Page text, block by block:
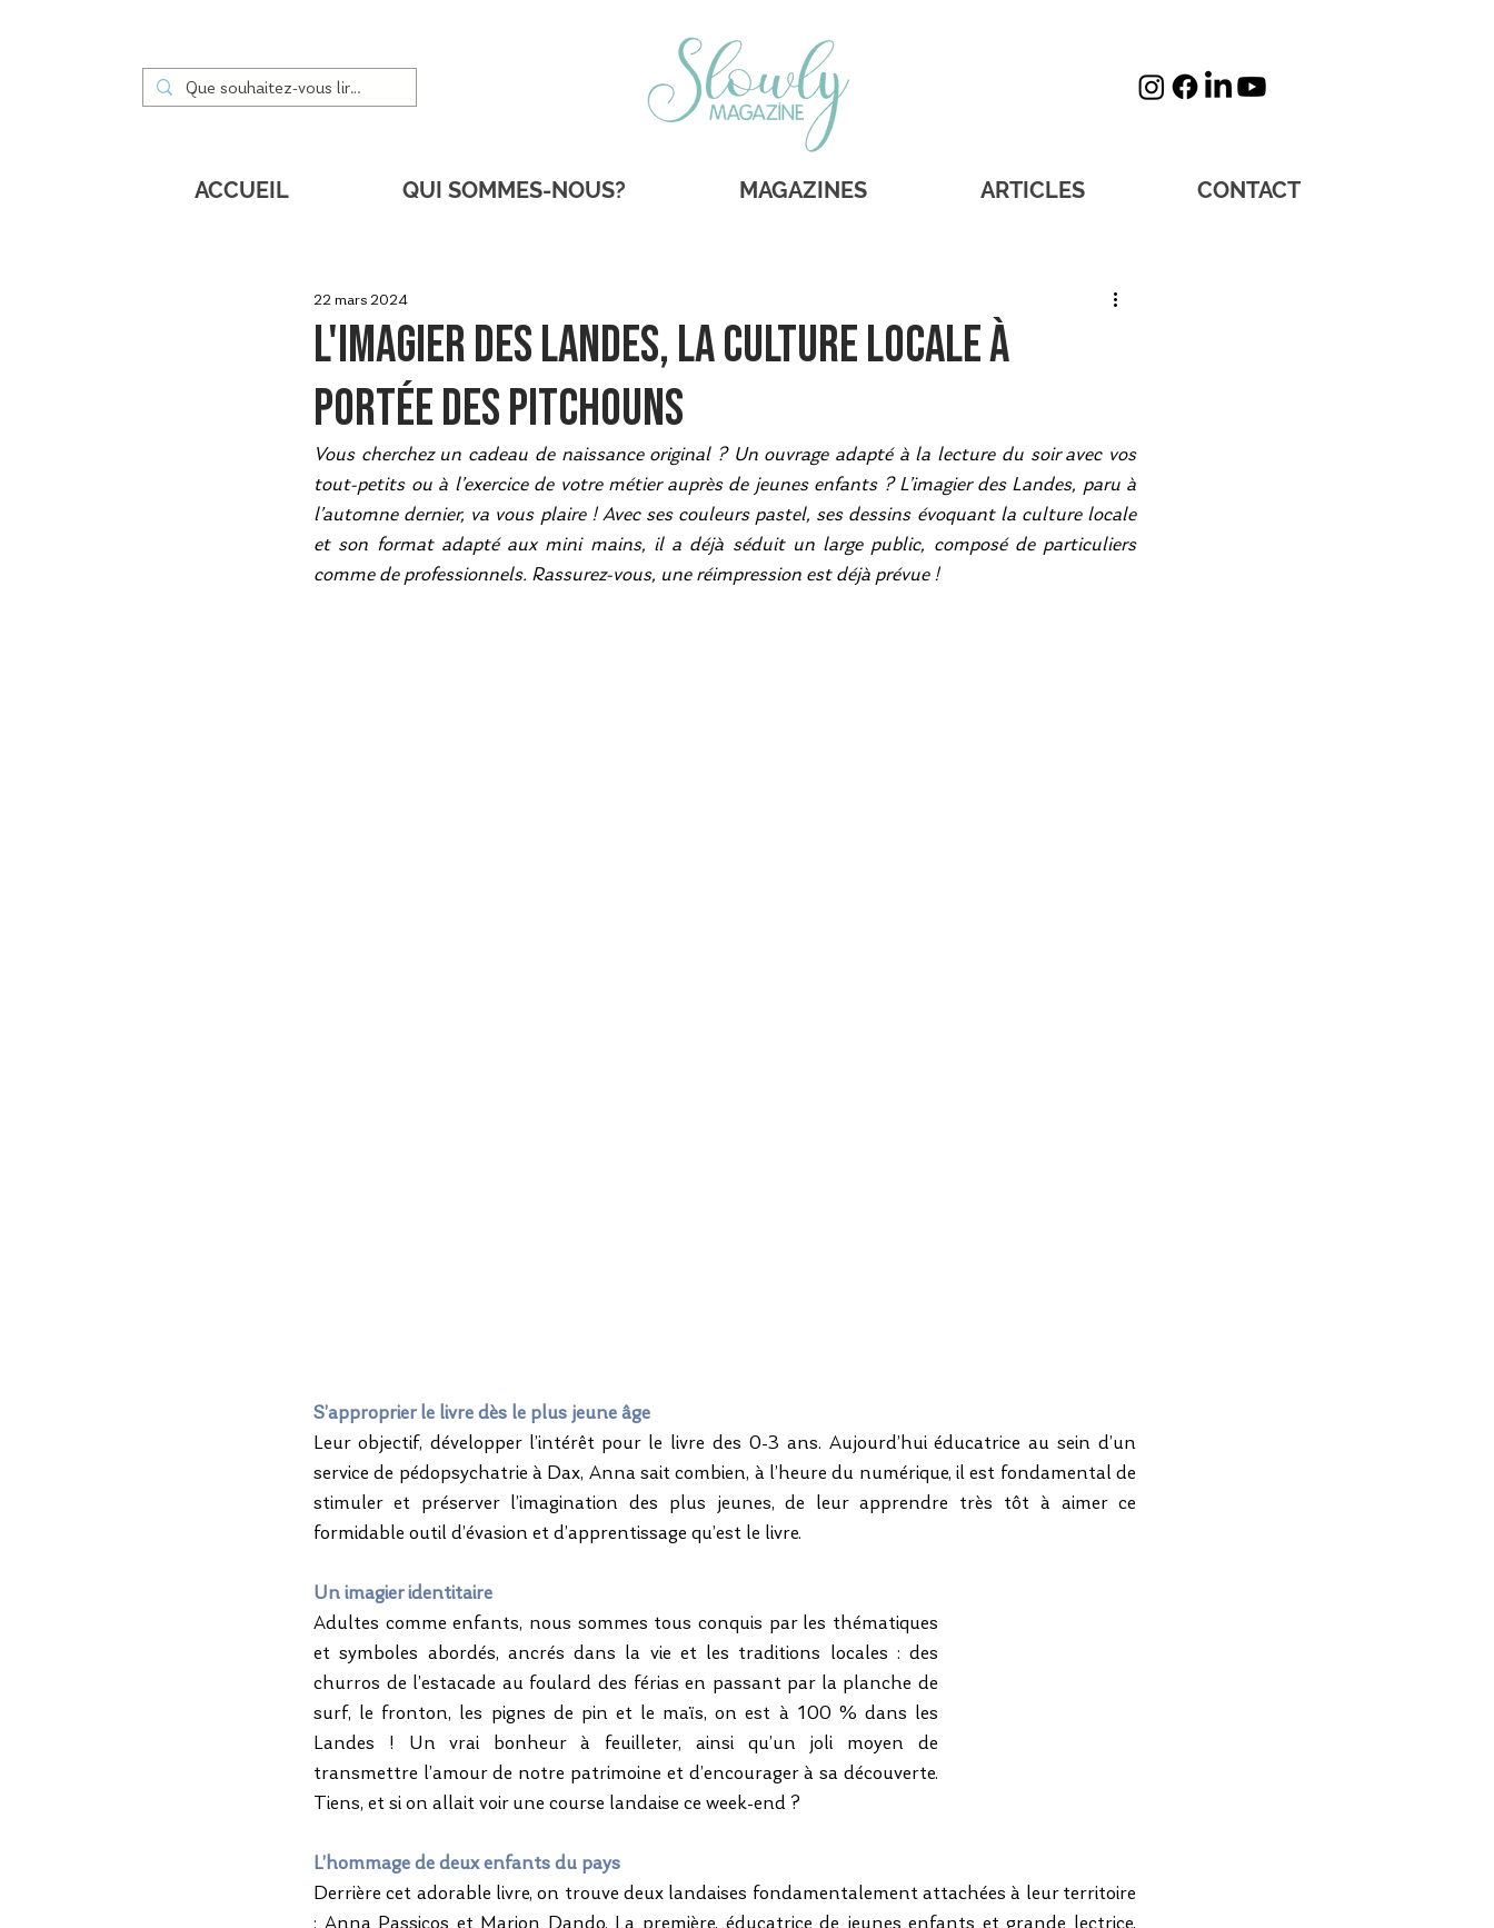
ACCUEIL QUI SOMMES-NOUS? MAGAZINES ARTICLES CONTACT
L'imagier des Landes, la culture locale à
portée des pitchouns
22 mars 2024
Vous cherchez un cadeau de naissance original ? Un ouvrage adapté à la lecture du soir avec vos
tout-petits ou à l’exercice de votre métier auprès de jeunes enfants ? L’imagier des Landes, paru à
l’automne dernier, va vous plaire ! Avec ses couleurs pastel, ses dessins évoquant la culture locale
et son format adapté aux mini mains, il a déjà séduit un large public, composé de particuliers
comme de professionnels. Rassurez-vous, une réimpression est déjà prévue !
S’approprier le livre dès le plus jeune âge
Leur objectif, développer l’intérêt pour le livre des 0-3 ans. Aujourd’hui éducatrice au sein d’un
service de pédopsychatrie à Dax, Anna sait combien, à l’heure du numérique, il est fondamental de
stimuler et préserver l’imagination des plus jeunes, de leur apprendre très tôt à aimer ce
formidable outil d’évasion et d’apprentissage qu’est le livre.
Un imagier identitaire
Adultes comme enfants, nous sommes tous conquis par les thématiques
et symboles abordés, ancrés dans la vie et les traditions locales : des
churros de l’estacade au foulard des férias en passant par la planche de
surf, le fronton, les pignes de pin et le maïs, on est à 100 % dans les
Landes ! Un vrai bonheur à feuilleter, ainsi qu’un joli moyen de
transmettre l’amour de notre patrimoine et d’encourager à sa découverte.
Tiens, et si on allait voir une course landaise ce week-end ?
L’hommage de deux enfants du pays
Derrière cet adorable livre, on trouve deux landaises fondamentalement attachées à leur territoire